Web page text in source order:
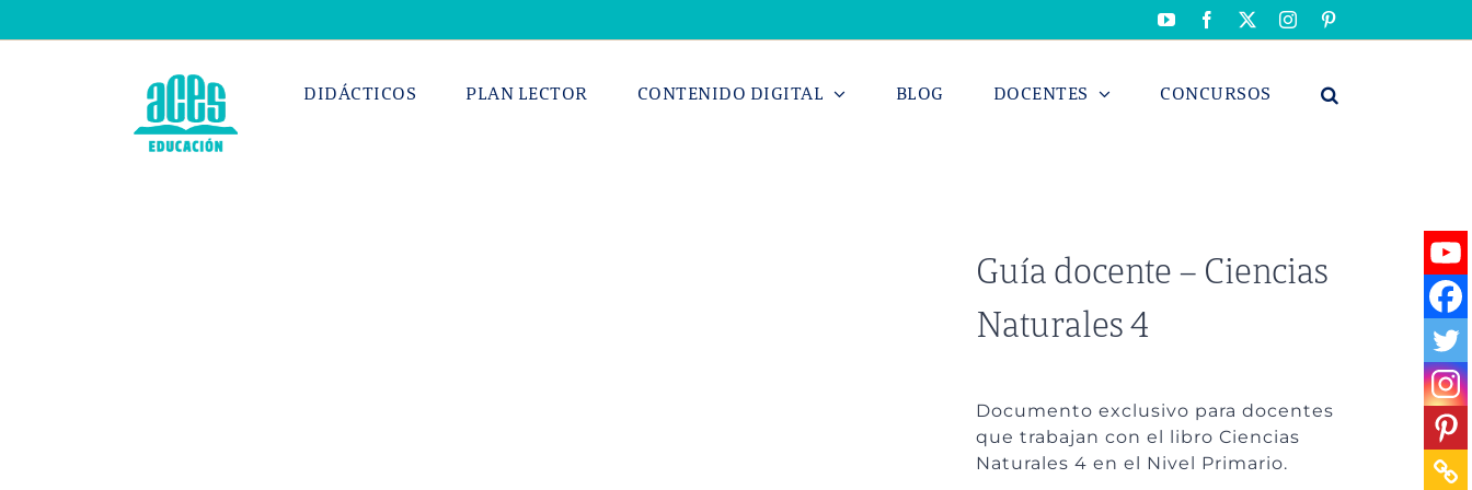
al
YouTubeFacebook Instagram
DIDÁCTICOS PLAN LECTOR CONTENIDO DIGITAL BLOG DOCENTES CONCURSOS
Guía docente – Ciencias
Naturales 4
Documento exclusivo para docentes
que trabajan con el libro Ciencias
Naturales 4 en el Nivel Primario.